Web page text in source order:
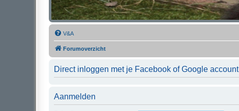
V&A
Forumoverzicht
Direct inloggen met je Facebook of Google account
Aanmelden